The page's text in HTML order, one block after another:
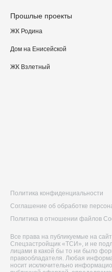
Прошлые проекты
ЖК Родина
Дом на Енисейской
ЖК Взлетный
Политика конфиденциальности
Соглашение об обработке
Политика в отношении файлов
Все права на публикуемые на
Спецзастройщик «ТСИ», и не
лицами в какой бы то ни было
правообладателя. Любая
носит исключительно